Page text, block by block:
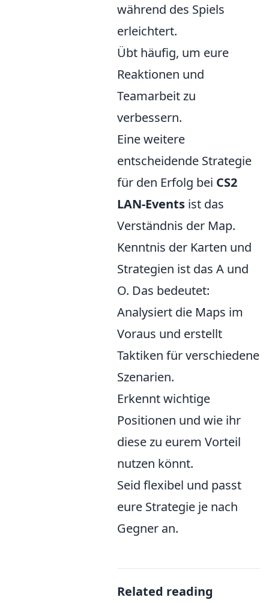
während des Spiels
erleichtert.
Übt häufig, um eure
Reaktionen und
Teamarbeit zu
verbessern.
Eine weitere
entscheidende Strategie
für den Erfolg bei CS2
LAN-Events ist das
Verständnis der Map.
Kenntnis der Karten und
Strategien ist das A und
O. Das bedeutet:
Analysiert die Maps im
Voraus und erstellt
Taktiken für verschiedene
Szenarien.
Erkennt wichtige
Positionen und wie ihr
diese zu eurem Vorteil
nutzen könnt.
Seid flexibel und passt
eure Strategie je nach
Gegner an.
Related reading